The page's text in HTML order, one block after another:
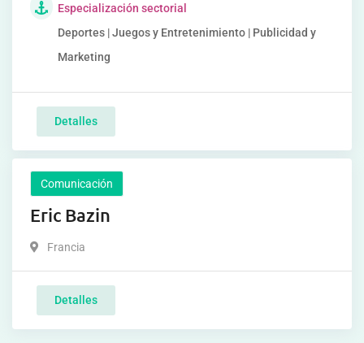
Especialización sectorial
Deportes | Juegos y Entretenimiento | Publicidad y
Marketing
Detalles
Comunicación
Eric Bazin
Francia
Detalles